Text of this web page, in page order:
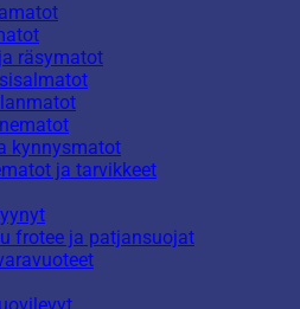
räsymatot
kynnysmatot
ja tarvikkeet
frotee ja patjansuojat